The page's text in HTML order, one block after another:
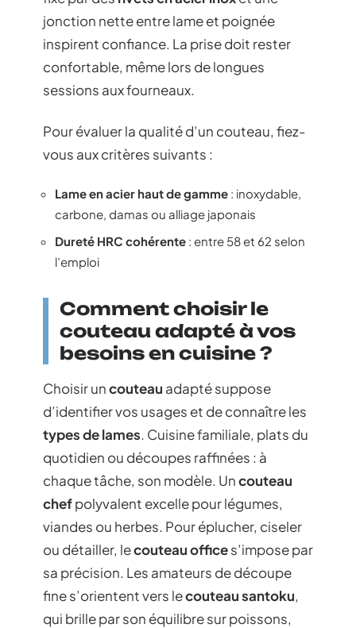
jonction nette entre lame et poignée
inspirent confiance. La prise doit rester
confortable, même lors de longues
sessions aux fourneaux.
Pour évaluer la qualité d’un couteau, fiez-
vous aux critères suivants :
Lame en acier haut de gamme : inoxydable,
carbone, damas ou alliage japonais
Dureté HRC cohérente : entre 58 et 62 selon
l’emploi
Comment choisir le
couteau adapté à vos
besoins en cuisine ?
Choisir uncouteau adapté suppose
d’identifier vos usages et de connaître les
types de lames. Cuisine familiale, plats du
quotidien ou découpes raffinées : à
chaque tâche, son modèle. Uncouteau
chefpolyvalent excelle pour légumes,
viandes ou herbes. Pour éplucher, ciseler
ou détailler, lecouteau offices’impose par
sa précision. Les amateurs de découpe
fine s’orientent vers lecouteau santoku,
qui brille par son équilibre sur poissons,